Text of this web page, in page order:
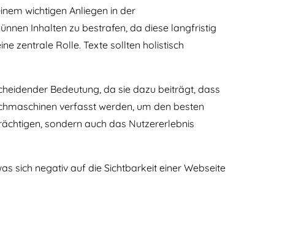
wichtigen Anliegen in der
Inhalten zu bestrafen, da diese langfristig
zentrale Rolle. Texte sollten holistisch
Bedeutung, da sie dazu beiträgt, dass
verfasst werden, um den besten
sondern auch das Nutzererlebnis
sich negativ auf die Sichtbarkeit einer Webseite